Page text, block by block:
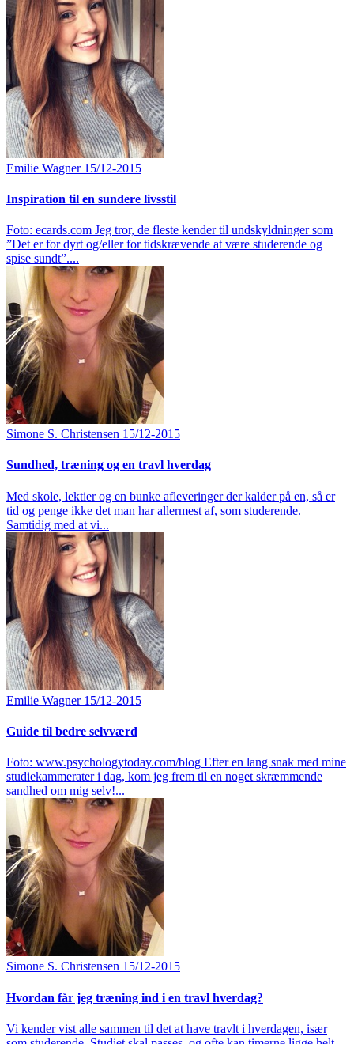
Emilie Wagner 15/12-2015
Inspiration til en sundere livsstil
Foto: ecards.com Jeg tror, de fleste kender til undskyldninger som
”Det er for dyrt og/eller for tidskrævende at være studerende og
spise sundt”....
Simone S. Christensen 15/12-2015
Sundhed, træning og en travl hverdag
Med skole, lektier og en bunke afleveringer der kalder på en, så er
tid og penge ikke det man har allermest af, som studerende.
Samtidig med at vi...
Emilie Wagner 15/12-2015
Guide til bedre selvværd
Foto: www.psychologytoday.com/blog Efter en lang snak med mine
studiekammerater i dag, kom jeg frem til en noget skræmmende
sandhed om mig selv!...
Simone S. Christensen 15/12-2015
Hvordan får jeg træning ind i en travl hverdag?
Vi kender vist alle sammen til det at have travlt i hverdagen, især